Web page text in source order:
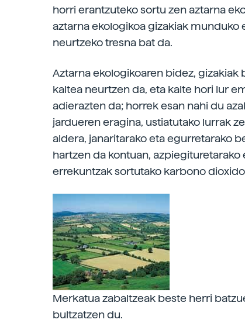
horri erantzuteko sortu zen aztarna
aztarna ekologikoa gizakiak
neurtzeko tresna bat da.
Aztarna ekologikoaren bidez,
kaltea neurtzen da, eta kalte hori lur
adierazten da; horrek esan nahi du
jardueren eragina, ustiatutako lurrak
aldera, janaritarako eta egurretarako
hartzen da kontuan,
errekuntzak sortutako karbono
Merkatua zabaltzeak beste herri
bultzatzen du.